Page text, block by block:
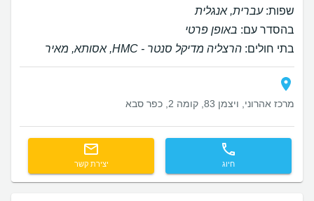
שפות:עברית, אנגלית
בהסדר עם: באופן פרטי
בתי חולים: הרצליה מדיקל סנטר - HMC, אסותא, מאיר
מרכז אהרוני, ויצמן 83, קומה 2, כפר סבא
חיוג יצירת קשר